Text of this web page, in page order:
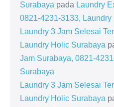
Surabaya pada Laundry
0821-4231-3133,
Laundry 3 Jam Selesai
Laundry Holic Surabaya
Jam Surabaya, 0821-
Surabaya
Laundry 3 Jam Selesai
Laundry Holic Surabaya